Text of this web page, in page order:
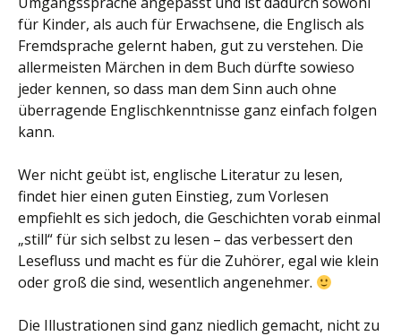
für Kinder, als auch für Erwachsene, die Englisch als
Fremdsprache gelernt haben, gut zu verstehen. Die
allermeisten Märchen in dem Buch dürfte sowieso
jeder kennen, so dass man dem Sinn auch ohne
überragende Englischkenntnisse ganz einfach folgen
kann.
Wer nicht geübt ist, englische Literatur zu lesen,
findet hier einen guten Einstieg, zum Vorlesen
empfiehlt es sich jedoch, die Geschichten vorab einmal
„still“ für sich selbst zu lesen – das verbessert den
Lesefluss und macht es für die Zuhörer, egal wie klein
oder groß die sind, wesentlich angenehmer.
Die Illustrationen sind ganz niedlich gemacht, nicht zu